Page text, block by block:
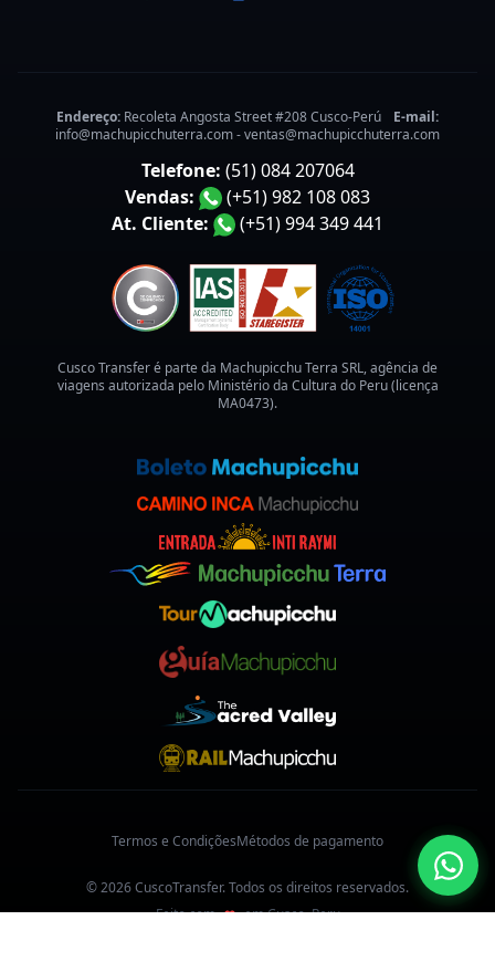
Endereço: Recoleta Angosta Street #208 Cusco-Perú
E-mail:
info@machupicchuterra.com-ventas@machupicchuterra.com
Telefone: (51) 084 207064
Vendas:
(+51) 982 108 083
At. Cliente:
(+51) 994 349 441
Cusco Transfer é parte da Machupicchu Terra SRL, agência de
viagens autorizada pelo Ministério da Cultura do Peru (licença
MA0473).
Termos e CondiçõesMétodos de pagamento
© 2026 CuscoTransfer. Todos os direitos reservados.
Feito com
em Cusco, Peru